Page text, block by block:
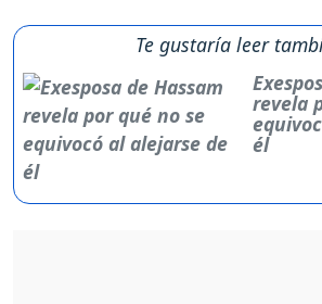
Te gustaría leer
revela
él